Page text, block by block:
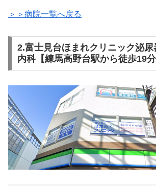
＞＞病院一覧へ戻る
2.富士見台ほまれクリニック泌
内科【練馬高野台駅から徒歩19分